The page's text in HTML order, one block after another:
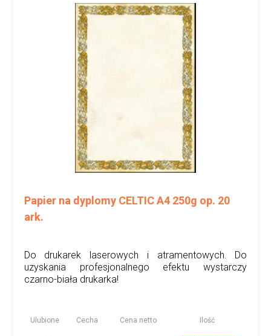
Papier na dyplomy CELTIC A4 250g op. 20
ark.
Do drukarek laserowych i atramentowych. Do
uzyskania profesjonalnego efektu wystarczy
czarno-biała drukarka!
Ulubione Cecha Cena netto Ilość